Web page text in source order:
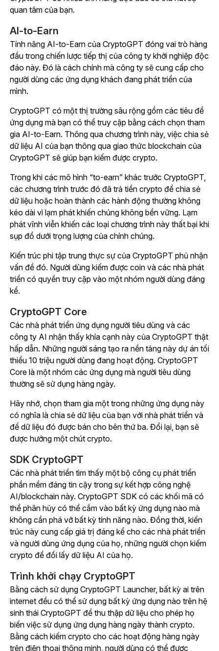
quan tâm của bạn.
AI-to-Earn
Tính năng AI-to-Earn của CryptoGPT đóng vai trò hàng
đầu trong chiến lược tiếp thị của công ty khởi nghiệp độc
đáo này. Đó là cách chính mà công ty sẽ cung cấp cho
người dùng các ứng dụng khách đang phát triển của
mình.
CryptoGPT có một thị trường sâu rộng gồm các tiêu đề
ứng dụng mà bạn có thể truy cập bằng cách chọn tham
gia AI-to-Earn. Thông qua chương trình này, việc chia sẻ
dữ liệu AI của bạn thông qua giao thức blockchain của
CryptoGPT sẽ giúp bạn kiếm được crypto.
Trong khi các mô hình “to-earn” khác trước CryptoGPT,
các chương trình trước đó đã trả tiền crypto để chia sẻ
dữ liệu hoặc hoàn thành các hành động thường không
kéo dài vì lạm phát khiến chúng không bền vững. Lạm
phát vĩnh viễn khiến các loại chương trình này thất bại khi
sụp đổ dưới trọng lượng của chính chúng.
Kiến trúc phi tập trung thực sự của CryptoGPT phủ nhận
vấn đề đó. Người dùng kiếm được coin và các nhà phát
triển có quyền truy cập vào một nhóm người dùng đáng
kể.
CryptoGPT Core
Các nhà phát triển ứng dụng người tiêu dùng và các
công ty AI nhận thấy khía cạnh này của CryptoGPT thật
hấp dẫn. Những người sáng tạo ra nền tảng này dự án tối
thiểu 10 triệu người dùng đang hoạt động. CryptoGPT
Core là một nhóm các ứng dụng mà người tiêu dùng
thường sẽ sử dụng hàng ngày.
Hãy nhớ, chọn tham gia một trong những ứng dụng này
có nghĩa là chia sẻ dữ liệu của bạn với nhà phát triển và
để dữ liệu đó được bán cho bên thứ ba. Đổi lại, bạn sẽ
được hưởng một chút crypto.
SDK CryptoGPT
Các nhà phát triển tìm thấy một bộ công cụ phát triển
phần mềm đáng tin cậy trong sự kết hợp công nghệ
AI/blockchain này. CryptoGPT SDK có các khối mã có
thể phân hủy có thể cắm vào bất kỳ ứng dụng nào mà
không cần phá vỡ bất kỳ tính năng nào. Đồng thời, kiến
trúc này cung cấp giá trị đáng kể cho các nhà phát triển
và người dùng ứng dụng của họ, những người chọn kiếm
crypto để đổi lấy dữ liệu AI của họ.
Trình khởi chạy CryptoGPT
Bằng cách sử dụng CryptoGPT Launcher, bất kỳ ai trên
internet đều có thể sử dụng bất kỳ ứng dụng nào trên hệ
sinh thái CryptoGPT để thu thập dữ liệu cho phép họ
biến việc sử dụng ứng dụng hàng ngày thành crypto.
Bằng cách kiếm crypto cho các hoạt động hàng ngày
trên điện thoại thông minh, người dùng có thể được